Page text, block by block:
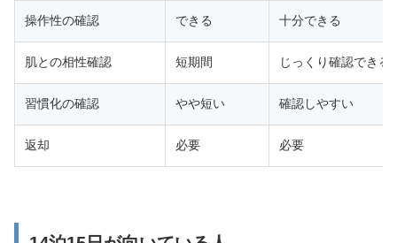
操作性の確認 できる 十分できる
肌との相性確認 短期間 じっくり確認できる
習慣化の確認 やや短い 確認しやすい
返却 必要 必要